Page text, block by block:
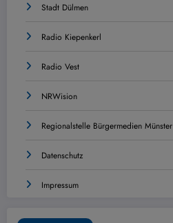
Stadt Dülmen
Radio Kiepenkerl
Radio Vest
NRWision
Regionalstelle Bürgermedien Münster
Datenschutz
Impressum